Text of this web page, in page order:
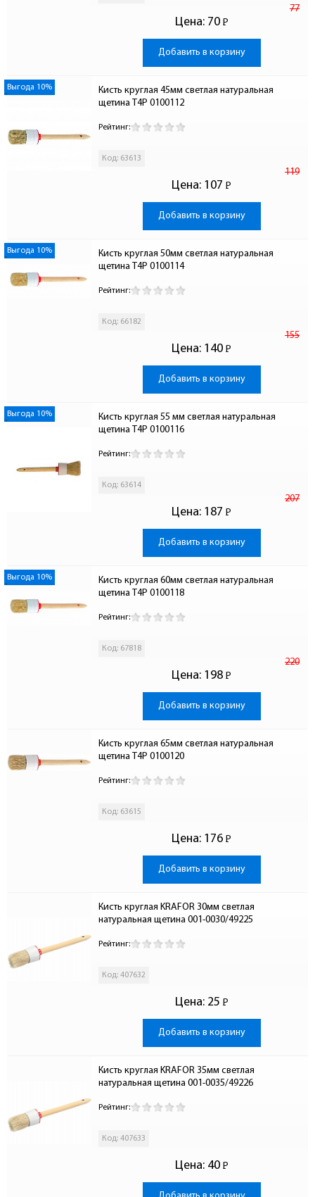
Цена:
77
70 Р
-
Добавить в корзину
Выгода 10%
Кисть круглая 45мм светлая натуральная
щетина T4P 0100112
Рейтинг:
Код: 63613
Цена:
119
107 Р
-
Добавить в корзину
Выгода 10%
Кисть круглая 50мм светлая натуральная
щетина T4P 0100114
Рейтинг:
Код: 66182
Цена:
155
140 Р
-
Добавить в корзину
Выгода 10%
Кисть круглая 55 мм светлая натуральная
щетина T4P 0100116
Рейтинг:
Код: 63614
Цена:
207
187 Р
-
Добавить в корзину
Выгода 10%
Кисть круглая 60мм светлая натуральная
щетина T4P 0100118
Рейтинг:
Код: 67818
Цена:
220
198 Р
-
Добавить в корзину
Кисть круглая 65мм светлая натуральная
щетина T4P 0100120
Рейтинг:
Код: 63615
Цена: 176 Р
-
Добавить в корзину
Кисть круглая KRAFOR 30мм светлая
натуральная щетина 001-0030/49225
Рейтинг:
Код: 407632
Цена: 25 Р
-
Добавить в корзину
Кисть круглая KRAFOR 35мм светлая
натуральная щетина 001-0035/49226
Рейтинг:
Код: 407633
Цена: 40 Р
-